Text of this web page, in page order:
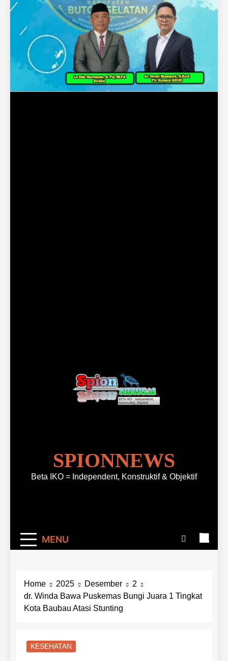
SPIONNEWS
Beta IKO = Independent, Konstruktif & Objektif
MENU
Home 2025 Desember
2
dr. Winda Bawa Puskemas Bungi Juara 1 Tingkat
Kota Baubau Atasi Stunting
KESEHATAN